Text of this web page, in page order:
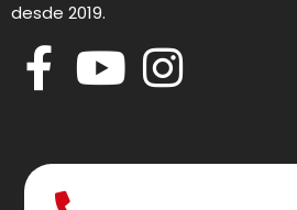
desde 2019.